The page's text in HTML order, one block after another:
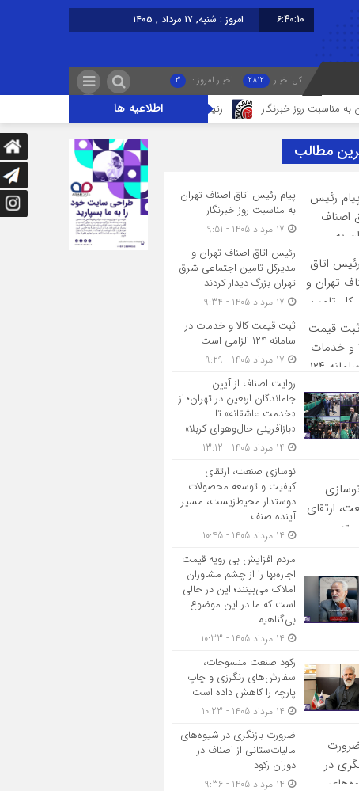
6:40:10 امروز : شنبه, ۱۷ مرداد , ۱۴۰۵
کل اخبار 2812 اخبار امروز : 3
اطلاعیه ها خبرنگار رئیس اتاق اصناف تهران و مدیرکل تامین اجتماعی شرق تهران بزرگ
مطالب
پیام رئیس اتاق اصناف تهران
به مناسبت روز خبرنگار
رئیس اتاق اصناف تهران و
مدیرکل تامین اجتماعی شرق
تهران بزرگ دیدار کردند
ثبت قیمت کالا و خدمات در
سامانه ۱۲۴ الزامی است
روایت اصناف از آیین
جاماندگان اربعین در تهران؛ از
«خدمت عاشقانه» تا
«بازآفرینی حال‌وهوای کربلا»
نوسازی صنعت، ارتقای
کیفیت و توسعه محصولات
دوستدار محیط‌زیست، مسیر
آینده صنف
مردم افزایش بی رویه قیمت
اجاره‌بها را از چشم مشاوران
املاک می‌بینند؛ این در حالی
است که ما در این موضوع
بی‌گناهیم
رکود صنعت منسوجات،
سفارش‌های رنگرزی و چاپ
پارچه را کاهش داده است
ضرورت بازنگری در شیوه‌های
مالیات‌ستانی از اصناف در
دوران رکود